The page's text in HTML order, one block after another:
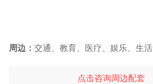
周边： 交通、教育、医疗、娱乐、生活
点击咨询周边配套